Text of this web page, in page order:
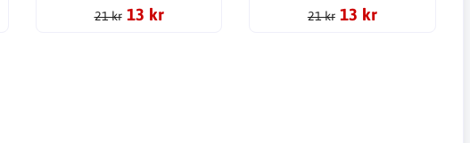
21 kr 13 kr
21 kr 13 kr